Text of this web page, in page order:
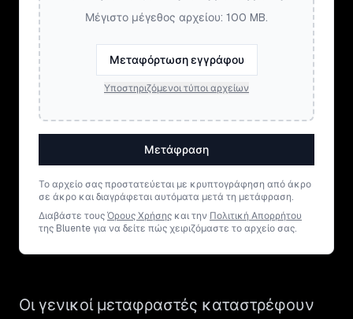
Μέγιστο μέγεθος αρχείου: 100 MB.
Μεταφόρτωση εγγράφου
Υποστηριζόμενοι τύποι αρχείων
Μετάφραση
Το αρχείο σας προστατεύεται με κρυπτογράφηση από άκρο
σε άκρο και διαγράφεται αυτόματα μετά τη μετάφραση.
Διαβάστε τουςΌρους Χρήσης και την Πολιτική Απορρήτου
της Bluente για να δείτε πώς χειριζόμαστε το αρχείο σας.
Οι γενικοί μεταφραστές καταστρέφουν